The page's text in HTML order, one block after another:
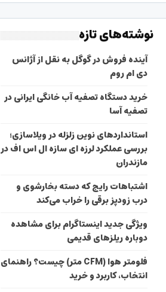
نوشته‌های تازه
آینده فروش در گوگل به نقل از آژانس
دی ام روم
خرید دستگاه تصفیه آب خانگی ایرانی در
تصفیه آسا
استانداردهای نوین زلزله در ویلاسازی؛
بررسی عملکرد لرزه ای سازه ال اس اف در
مازندران
اشتباهات رایج که دسته بخارشوی و
درب زودپز برقی را خراب می‌کند
ویژگی جدید اینستاگرام برای مشاهده
دوباره ریلزهای قدیمی
فلومتر هوا (CFM متر) چیست؟ راهنمای
انتخاب، کاربرد و خرید